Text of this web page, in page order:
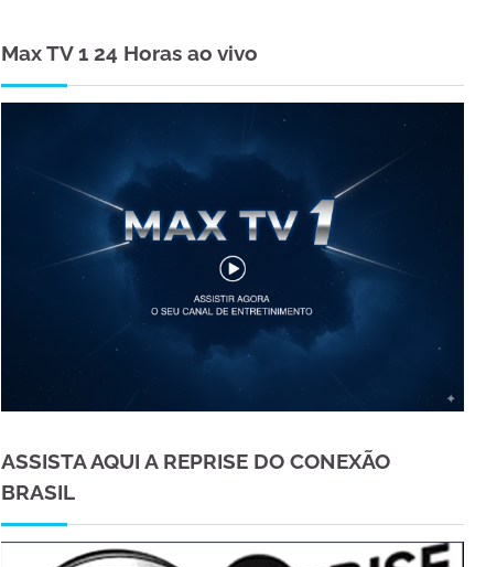
Max TV 1 24 Horas ao vivo
ASSISTA AQUI A REPRISE DO CONEXÃO
BRASIL